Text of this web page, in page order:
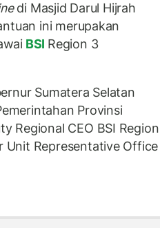
di Masjid Darul Hijrah
ini merupakan
BSI Region 3
Sumatera Selatan
Provinsi
Regional CEO BSI Region
Unit Representative Office